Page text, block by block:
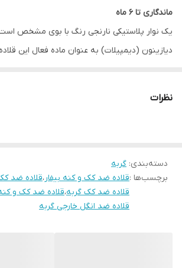
ماندگاری تا 6 ماه
دیازینون (دیمپیلات) به عنوان ماده فعال این
باعث اذیت گربه ها نشود.
نظر گرفتن رشد احتمالی حیوان قطع کنید. یقه را
قلاده بیفار 5 روز پس از قرار گرفتن بر روی
استفاده مداوم، محافظت قابل اعتمادی را ارائه می
نظرات
دسته‌بندی: گربه
برچسب‌ها :قلاده ضد کک و کنه بیفار،قلاده ضد
قلاده ضد کک گربه،قلاده ضد کک و کنه
قلاده ضد انگل خارجی گربه